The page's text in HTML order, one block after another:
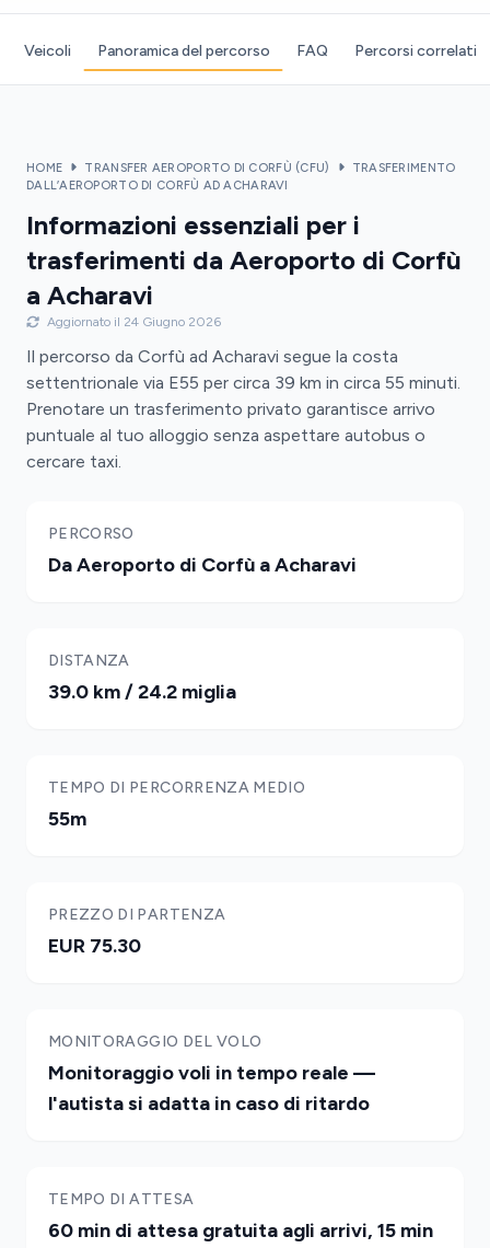
Veicoli Panoramica del percorso FAQ Percorsi correlati
HOME TRANSFER AEROPORTO DI CORFÙ (CFU)
TRASFERIMENTO
DALL’AEROPORTO DI CORFÙ AD ACHARAVI
Informazioni essenziali per i
trasferimenti da Aeroporto di Corfù
a Acharavi
Aggiornato il 24 Giugno 2026
Il percorso da Corfù ad Acharavi segue la costa
settentrionale via E55 per circa 39 km in circa 55 minuti.
Prenotare un trasferimento privato garantisce arrivo
puntuale al tuo alloggio senza aspettare autobus o
cercare taxi.
PERCORSO
Da Aeroporto di Corfù a Acharavi
DISTANZA
39.0 km / 24.2 miglia
TEMPO DI PERCORRENZA MEDIO
55m
PREZZO DI PARTENZA
EUR 75.30
MONITORAGGIO DEL VOLO
Monitoraggio voli in tempo reale —
l'autista si adatta in caso di ritardo
TEMPO DI ATTESA
60 min di attesa gratuita agli arrivi, 15 min